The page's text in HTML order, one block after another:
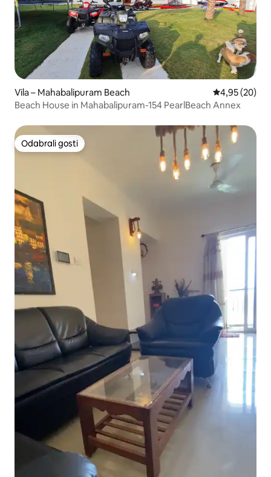
Vila – Mahabalipuram Beach Prosječna
4,95 (20)
Beach House in Mahabalipuram-154 PearlBeach Annex
Odabrali gosti
Odabrali gosti